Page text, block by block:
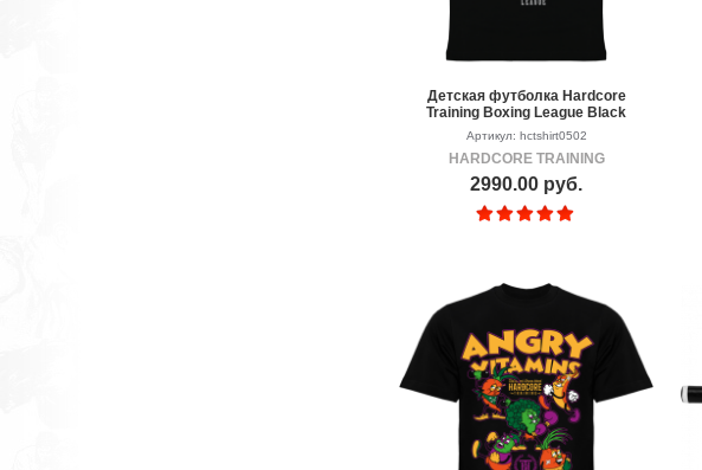
Детская футболка Hardcore
Training Boxing League Black
Артикул: hctshirt0502
HARDCORE TRAINING
2990.00 руб.